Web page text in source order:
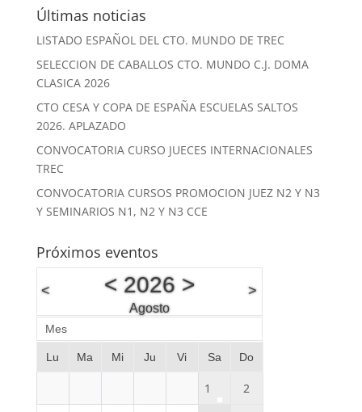
Últimas noticias
LISTADO ESPAÑOL DEL CTO. MUNDO DE TREC
SELECCION DE CABALLOS CTO. MUNDO C.J. DOMA
CLASICA 2026
CTO CESA Y COPA DE ESPAÑA ESCUELAS SALTOS
2026. APLAZADO
CONVOCATORIA CURSO JUECES INTERNACIONALES
TREC
CONVOCATORIA CURSOS PROMOCION JUEZ N2 Y N3
Y SEMINARIOS N1, N2 Y N3 CCE
Próximos eventos
< < 2026>
Agosto
>
Mes
Lu Ma Mi Ju Vi Sa Do
1 2